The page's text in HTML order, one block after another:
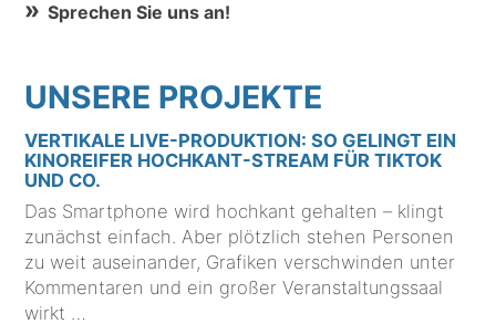
Sprechen Sie uns an!
UNSERE PROJEKTE
VERTIKALE LIVE-PRODUKTION: SO GELINGT EIN
KINOREIFER HOCHKANT-STREAM FÜR TIKTOK
UND CO.
Das Smartphone wird hochkant gehalten – klingt
zunächst einfach. Aber plötzlich stehen Personen
zu weit auseinander, Grafiken verschwinden unter
Kommentaren und ein großer Veranstaltungssaal
wirkt …